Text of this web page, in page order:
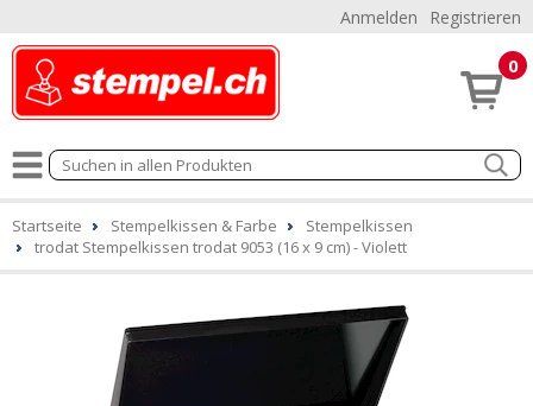
Anmelden Registrieren
0
Startseite Stempelkissen & Farbe
Stempelkissen
trodat Stempelkissen trodat 9053 (16 x 9 cm) - Violett